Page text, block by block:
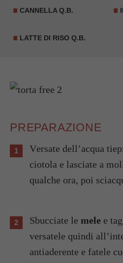
CANNELLA Q.B.
LATTE DI RISO Q.B.
PREPARAZIONE
Versate dell’acqua tiepida all’interno di una
ciotola e lasciate a
qualche ora, poi
Sbucciate le mele e
versatele quindi
antiaderente e fatele